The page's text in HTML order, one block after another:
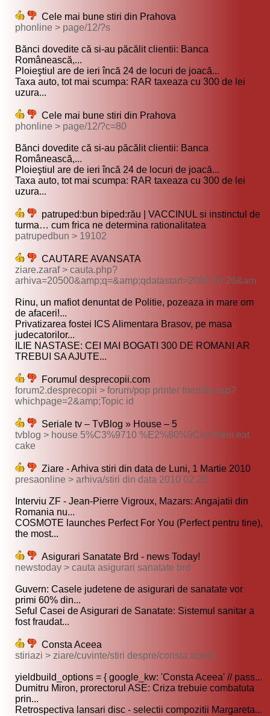
Cele mai bune stiri din Prahova
phonline > page/12/?s
Bănci dovedite că si-au păcălit clientii: Banca
Românească,...
Ploieştiul are de ieri încă 24 de locuri de joacă...
Taxa auto, tot mai scumpa: RAR taxeaza cu 300 de lei
uzura...
Cele mai bune stiri din Prahova
phonline > page/12/?c=80
Bănci dovedite că si-au păcălit clientii: Banca
Românească,...
Ploieştiul are de ieri încă 24 de locuri de joacă...
Taxa auto, tot mai scumpa: RAR taxeaza cu 300 de lei
uzura...
patruped:bun biped:rău | VACCINUL si instinctul de
turma… cum frica ne determina rationalitatea
patrupedbun > 19102
CAUTARE AVANSATA
ziare.zaraf > cauta.php?
arhiva=20500&amp;q=&amp;qdatastart=2006 10 26&am
Rinu, un mafiot denuntat de Politie, pozeaza in mare om
de afaceri!...
Privatizarea fostei ICS Alimentara Brasov, pe masa
judecatorilor...
ILIE NASTASE: CEI MAI BOGATI 300 DE ROMANI AR
TREBUI SA AJUTE...
Forumul desprecopii.com
forum2.desprecopii > forum/pop printer friendly.asp?
whichpage=2&amp;Topic id
Seriale tv – TvBlog » House – 5
tvblog > house 5%C3%9710 %E2%80%9Clet them eat
cake
Ziare - Arhiva stiri din data de Luni, 1 Martie 2010
presaonline > arhiva/stiri din data 2010 02 29
Interviu ZF - Jean-Pierre Vigroux, Mazars: Angajatii din
Romania nu...
COSMOTE launches Perfect For You (Perfect pentru tine),
the most...
Asigurari Sanatate Brd - news Today!
newstoday > cauta asigurari sanatate brd
Guvern: Casele judetene de asigurari de sanatate vor
primi 60% din...
Seful Casei de Asigurari de Sanatate: Sistemul sanitar a
fost fraudat...
Consta Aceea
stiriazi > ziare/cuvinte/stiri despre/consta aceea
yieldbuild_options = { google_kw: 'Consta Aceea' // pass...
Dumitru Miron, prorectorul ASE: Criza trebuie combatuta
prin...
Retrospectiva lansari disc - selectii compozitii Margareta...